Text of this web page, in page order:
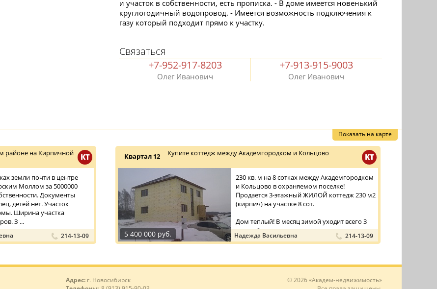
и участок в собственности, есть прописка. - В доме имеется новенький
круглогодичный водопровод. - Имеется возможность подключения к
газу который подходит прямо к участку.
Связаться
+7-952-917-8203
Олег Иванович
+7-913-915-9003
Олег Иванович
Показать на карте
КТ
районе на Кирпичной
земли почти в центре
Моллом за 5000000
Документы
детей нет. Участок
Ширина участка
З ...
214-13-09
КТ
Квартал 12 Купите коттедж между Академгородком и Кольцово
5 400 000 руб.
230 кв. м на 8 сотках между Академгородком
и Кольцово в охраняемом поселке!
Продается 3-этажный ЖИЛОЙ коттедж 230 м2
(кирпич) на участке 8 сот.
Дом теплый! В месяц зимой уходит всего 3
тыс. руб. на ...
Надежда Васильевна 214-13-09
Адрес: г. Новосибирск
© 2026 «Академ-недвижимость»